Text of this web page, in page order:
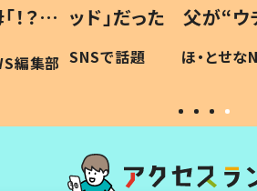
？」
編集部
ッド」だった 父が“
作り続ける理由とは
#令和の子
SNSで話題 ほ・とせ